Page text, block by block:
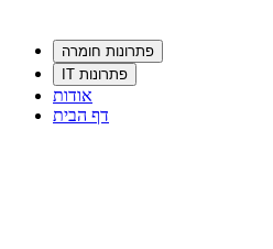
פתרונות חומרה
פתרונות IT
אודות
דף הבית